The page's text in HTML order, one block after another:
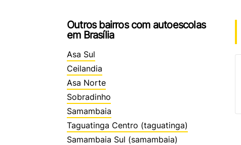
Outros bairros com autoescolas
em Brasília
Asa Sul
Ceilandia
Asa Norte
Sobradinho
Samambaia
Taguatinga Centro (taguatinga)
Samambaia Sul (samambaia)